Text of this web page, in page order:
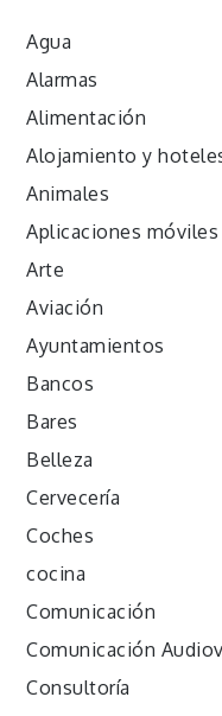
Agua
Alarmas
Alimentación
Alojamiento y
Animales
Aplicaciones móviles
Arte
Aviación
Ayuntamientos
Bancos
Bares
Belleza
Cervecería
Coches
cocina
Comunicación
Comunicación
Consultoría